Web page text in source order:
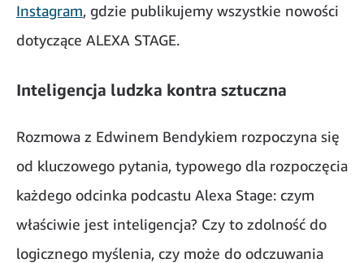
Instagram, gdzie publikujemy wszystkie nowości
dotyczące ALEXA STAGE.
Inteligencja ludzka kontra sztuczna
Rozmowa z Edwinem Bendykiem rozpoczyna się
od kluczowego pytania, typowego dla rozpoczęcia
każdego odcinka podcastu Alexa Stage: czym
właściwie jest inteligencja? Czy to zdolność do
logicznego myślenia, czy może do odczuwania